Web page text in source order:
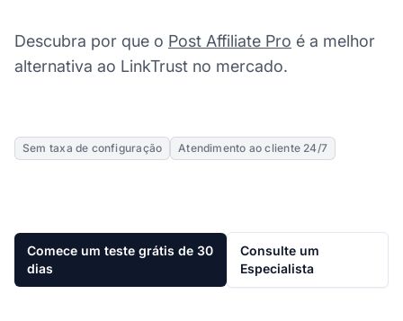
Descubra por que o Post Affiliate Pro é a melhor
alternativa ao LinkTrust no mercado.
Sem taxa de configuração Atendimento ao cliente 24/7
Comece um teste grátis de 30
dias
Consulte um
Especialista